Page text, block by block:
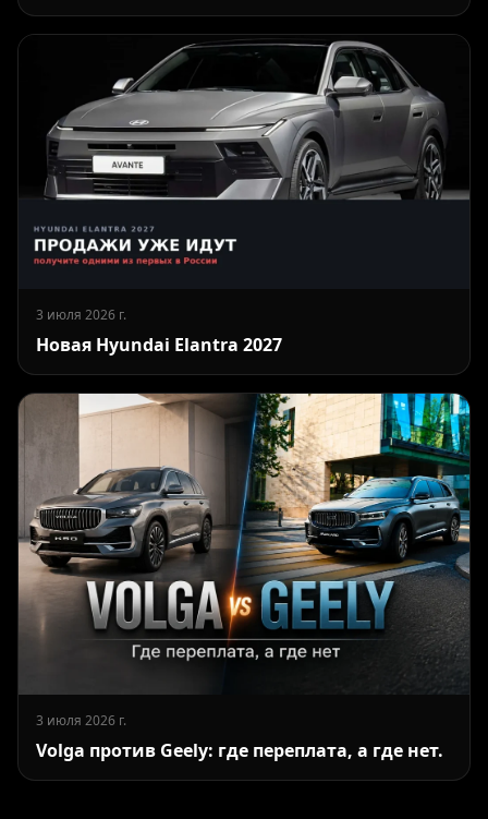
3 июля 2026 г.
Новая Hyundai Elantra 2027
3 июля 2026 г.
Volga против Geely: где переплата, а где нет.